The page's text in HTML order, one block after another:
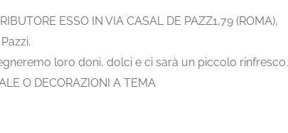
ESSO IN VIA CASAL DE PAZZ1,79 (ROMA),
loro doni, dolci e ci sarà un piccolo rinfresco.
O DECORAZIONI A TEMA